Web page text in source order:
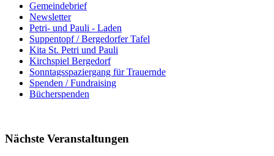
Gemeindebrief
Newsletter
Petri- und Pauli - Laden
Suppentopf / Bergedorfer Tafel
Kita St. Petri und Pauli
Kirchspiel Bergedorf
Sonntagsspaziergang für Trauernde
Spenden / Fundraising
Bücherspenden
Nächste Veranstaltungen